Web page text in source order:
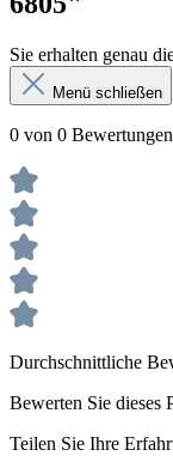
Sie erhalten genau
Menü schließen
0 von 0 Bewertungen
Durchschnittliche
Bewerten Sie dieses
Teilen Sie Ihre